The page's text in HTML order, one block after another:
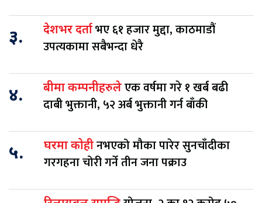
३. देशभर दर्ताभए ६१ हजार मुद्दा, काठमाडौं
उपत्यकामा सबैभन्दा धेरै
४. बीमा कम्पनीहरुलेएक वर्षमा गरे १ खर्ब बढी
दाबी भुक्तानी, ५२ अर्ब भुक्तानी गर्न बाँकी
५. घरमा कोहीनभएको मौका पारेर सुनचाँदीका
गरगहना चोरी गर्ने तीन जना पक्राउ